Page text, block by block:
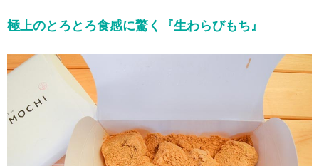
極上のとろとろ食感に驚く『生わらびもち』